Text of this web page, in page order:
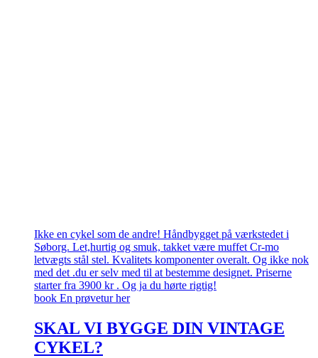
Ikke en cykel som de andre! Håndbygget på værkstedet i
Søborg. Let,hurtig og smuk, takket være muffet Cr-mo
letvægts stål stel. Kvalitets komponenter overalt. Og ikke nok
med det .du er selv med til at bestemme designet. Priserne
starter fra 3900 kr . Og ja du hørte rigtig!
book En prøvetur her
SKAL VI BYGGE DIN VINTAGE
CYKEL?